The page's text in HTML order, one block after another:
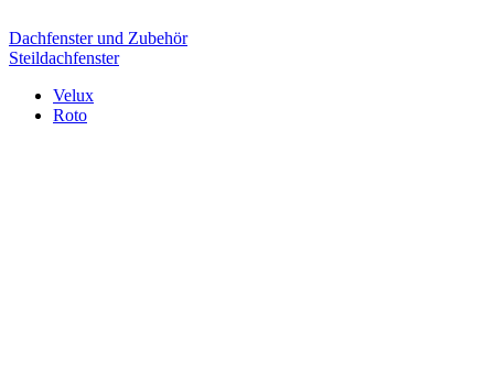
Dachfenster und Zubehör
Steildachfenster
Velux
Roto